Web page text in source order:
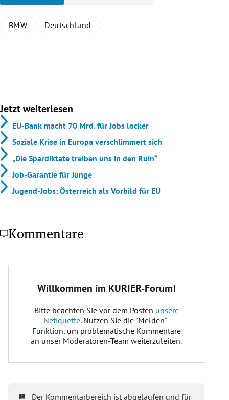
BMW Deutschland
Jetzt weiterlesen
EU-Bank macht 70 Mrd. für Jobs locker
Soziale Krise in Europa verschlimmert sich
„Die Spardiktate treiben uns in den Ruin“
Job-Garantie für Junge
Jugend-Jobs: Österreich als Vorbild für EU
Kommentare